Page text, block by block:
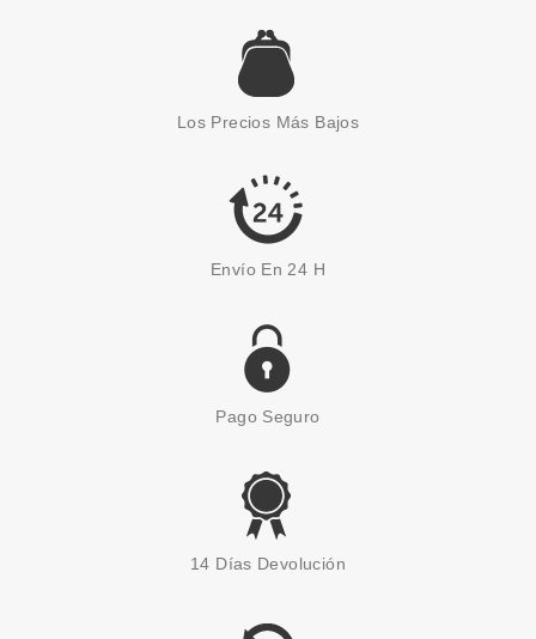
Los Precios Más Bajos
Envío En 24 H
Pago Seguro
14 Días Devolución